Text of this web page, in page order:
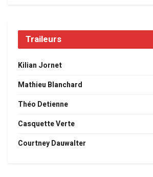
Traileurs
Kilian Jornet
Mathieu Blanchard
Théo Detienne
Casquette Verte
Courtney Dauwalter